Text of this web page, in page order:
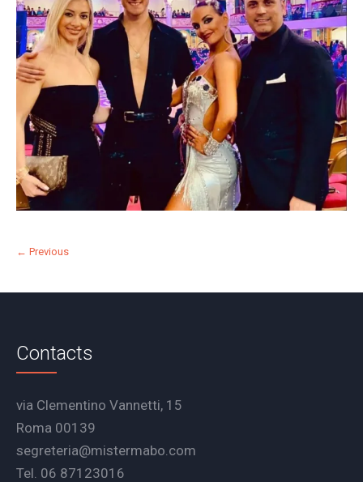
← Previous
Contacts
via Clementino Vannetti, 15
Roma 00139
segreteria@mistermabo.com
Tel. 06 87123016